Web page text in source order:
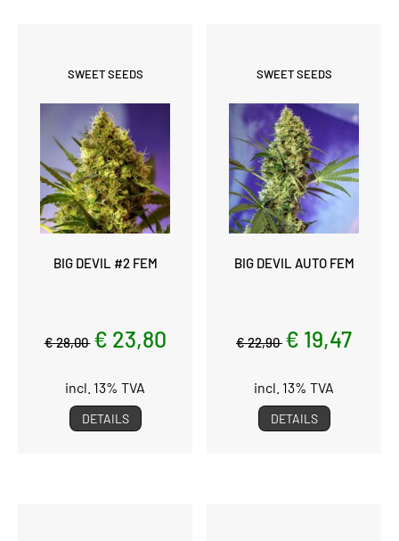
SWEET SEEDS
BIG DEVIL #2 FEM
€ 28,00 € 23,80
incl. 13% TVA
DETAILS
SWEET SEEDS
BIG DEVIL AUTO FEM
€ 22,90 € 19,47
incl. 13% TVA
DETAILS